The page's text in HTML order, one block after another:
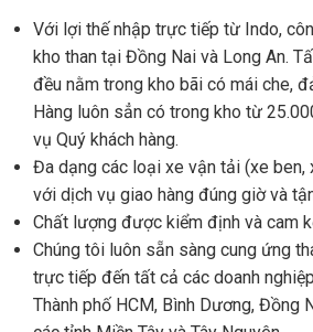
Với lợi thế nhập trực tiếp từ Indo,
kho than tại Đồng Nai và Long An.
đều nằm trong kho bãi có mái che,
Hàng luôn sẳn có trong kho từ
vụ Quý khách hàng.
Đa dạng các loại xe vận tải (xe ben,
với dịch vụ giao hàng đúng giờ và
Chất lượng được kiểm định và cam
Chúng tôi luôn sẵn sàng cung ứng
trực tiếp đến tất cả các doanh
Thành phố HCM, Bình Dương, Đồng